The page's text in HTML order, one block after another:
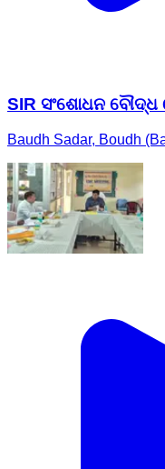
SIR ସଂଶୋଧନ ବୌଦ୍ଧ
Baudh Sadar, Boudh